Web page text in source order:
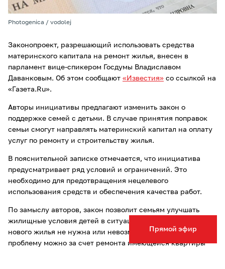
Прямой эфир
Photogenica / vodolej
Законопроект, разрешающий использовать средства
материнского капитала на ремонт жилья, внесен в
парламент вице-спикером Госдумы Владиславом
Даванковым. Об этом сообщают «Известия» со ссылкой на
«Газета.Ru».
Авторы инициативы предлагают изменить закон о
поддержке семей с детьми. В случае принятия поправок
семьи смогут направлять материнcкий капитал на оплату
услуг по ремонту и строительству жилья.
В пояснительной записке отмечается, что инициатива
предусматривает ряд условий и ограничений. Это
необходимо для предотвращения нецелевого
использования средств и обеспечения качества работ.
По замыcлу авторов, закон позволит семьям улучшать
жилищные уcловия детей в ситуациях, когда покупка
нового жилья не нужна или невозможна, а решить
проблему можно за счет ремонта имеющейся квартиры